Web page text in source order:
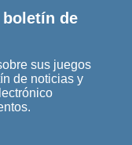
de
sus juegos
de noticias y